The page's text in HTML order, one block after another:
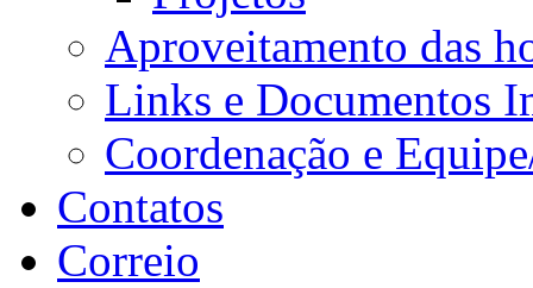
Aproveitamento das
Links e Documentos
Coordenação e
Contatos
Correio